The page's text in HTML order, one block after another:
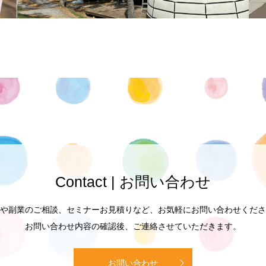
Contact | お問い合わせ
副業のご相談、セミナーお見積りなど、お気軽にお問い合わせくだ
お問い合わせ内容の確認後、ご連絡させていただきます。
お問い合わせ